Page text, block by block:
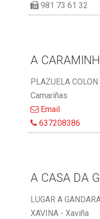
981 73 61 32
A
PLAZUELA
Camariñas
Email
637208386
A CASA DA
LUGAR A
XAVINA - Xaviña